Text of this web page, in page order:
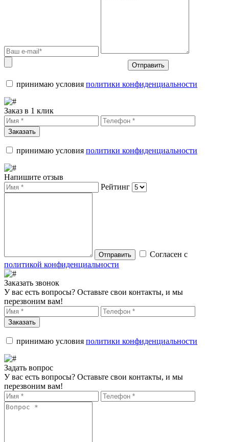
Отправить
принимаю условия политики конфиденциальности
Заказ в 1 клик
Заказать
принимаю условия политики конфиденциальности
Напишите отзыв
Рейтинг
Отправить
Согласен с
политикой конфиденциальности
Заказать звонок
У вас есть вопросы? Оставьте свои контакты, и мы
перезвоним вам!
Заказать
принимаю условия политики конфиденциальности
Задать вопрос
У вас есть вопросы? Оставьте свои контакты, и мы
перезвоним вам!